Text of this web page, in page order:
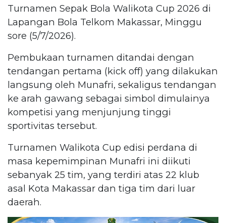
Turnamen Sepak Bola Walikota Cup 2026 di
Lapangan Bola Telkom Makassar, Minggu
sore (5/7/2026).
Pembukaan turnamen ditandai dengan
tendangan pertama (kick off) yang dilakukan
langsung oleh Munafri, sekaligus tendangan
ke arah gawang sebagai simbol dimulainya
kompetisi yang menjunjung tinggi
sportivitas tersebut.
Turnamen Walikota Cup edisi perdana di
masa kepemimpinan Munafri ini diikuti
sebanyak 25 tim, yang terdiri atas 22 klub
asal Kota Makassar dan tiga tim dari luar
daerah.